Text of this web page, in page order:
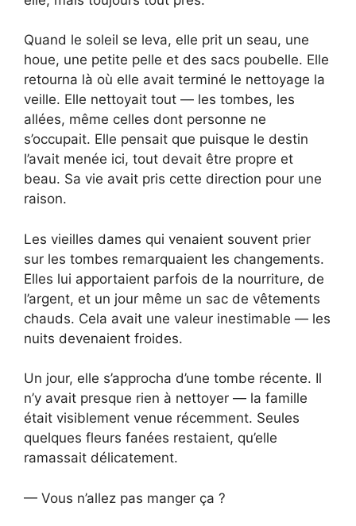
Quand le soleil se leva, elle prit un seau, une
houe, une petite pelle et des sacs poubelle. Elle
retourna là où elle avait terminé le nettoyage la
veille. Elle nettoyait tout — les tombes, les
allées, même celles dont personne ne
s’occupait. Elle pensait que puisque le destin
l’avait menée ici, tout devait être propre et
beau. Sa vie avait pris cette direction pour une
raison.
Les vieilles dames qui venaient souvent prier
sur les tombes remarquaient les changements.
Elles lui apportaient parfois de la nourriture, de
l’argent, et un jour même un sac de vêtements
chauds. Cela avait une valeur inestimable — les
nuits devenaient froides.
Un jour, elle s’approcha d’une tombe récente. Il
n’y avait presque rien à nettoyer — la famille
était visiblement venue récemment. Seules
quelques fleurs fanées restaient, qu’elle
ramassait délicatement.
— Vous n’allez pas manger ça ?